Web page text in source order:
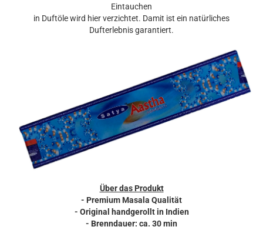
Eintauchen
in Duftöle wird hier verzichtet. Damit ist ein natürliches
Dufterlebnis garantiert.
Über das Produkt
- Premium Masala Qualität
- Original handgerollt in Indien
- Brenndauer: ca. 30 min